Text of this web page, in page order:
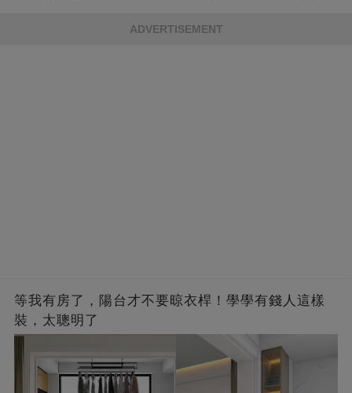
ADVERTISEMENT
等我有房了，陽台才不要晾衣桿！學學有錢人這樣
裝，太聰明了